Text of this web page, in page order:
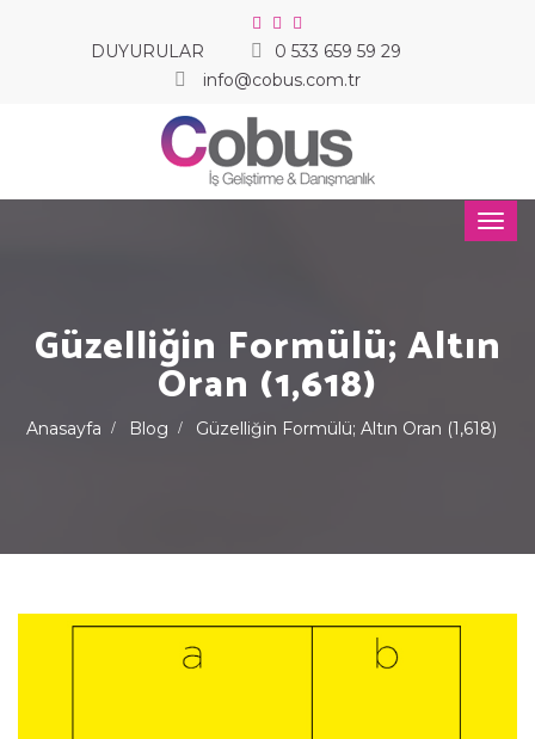
DUYURULAR
0 533 659 59 29
info@cobus.com.tr
Güzelliğin Formülü; Altın
Oran (1,618)
Anasayfa Blog Güzelliğin Formülü; Altın Oran (1,618)